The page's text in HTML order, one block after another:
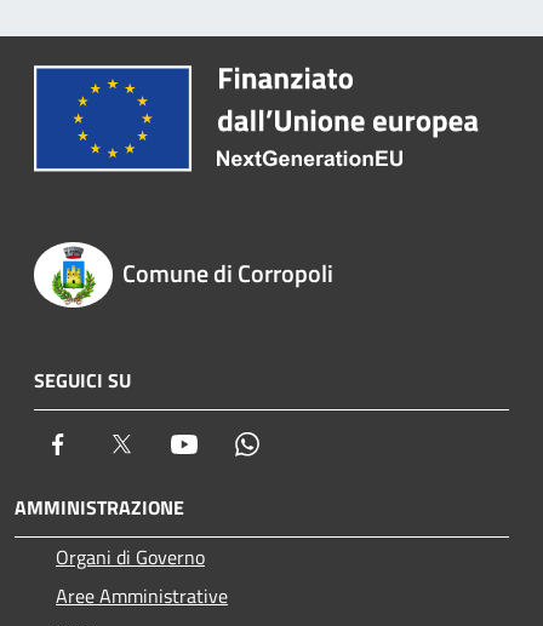
Comune di Corropoli
SEGUICI SU
Facebook Twitter Youtube
AMMINISTRAZIONE
Organi di Governo
Aree Amministrative